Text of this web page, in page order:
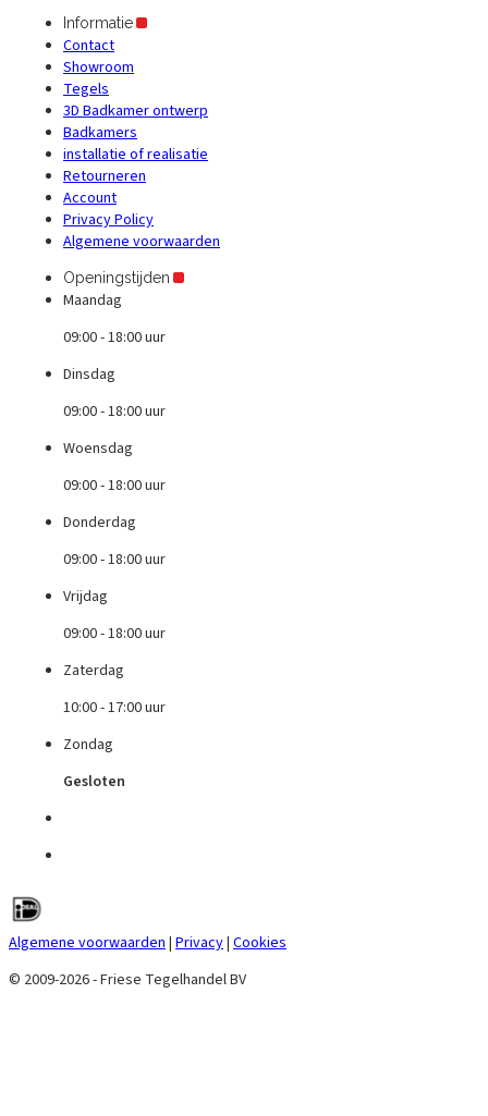
Informatie
Contact
Showroom
Tegels
3D Badkamer ontwerp
Badkamers
installatie of realisatie
Retourneren
Account
Privacy Policy
Algemene voorwaarden
Openingstijden
Maandag
09:00 - 18:00 uur
Dinsdag
09:00 - 18:00 uur
Woensdag
09:00 - 18:00 uur
Donderdag
09:00 - 18:00 uur
Vrijdag
09:00 - 18:00 uur
Zaterdag
10:00 - 17:00 uur
Zondag
Gesloten
Algemene voorwaarden| Privacy| Cookies
© 2009-2026 - Friese Tegelhandel BV